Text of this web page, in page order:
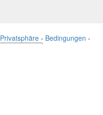
Privatsphäre - Bedingungen -